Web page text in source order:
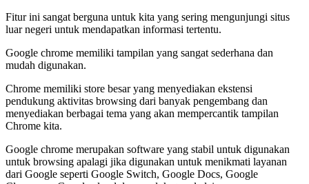
Fitur ini sangat berguna untuk kita yang sering mengunjungi situs
luar negeri untuk mendapatkan informasi tertentu.
Google chrome memiliki tampilan yang sangat sederhana dan
mudah digunakan.
Chrome memiliki store besar yang menyediakan ekstensi
pendukung aktivitas browsing dari banyak pengembang dan
menyediakan berbagai tema yang akan mempercantik tampilan
Chrome kita.
Google chrome merupakan software yang stabil untuk digunakan
untuk browsing apalagi jika digunakan untuk menikmati layanan
dari Google seperti Google Switch, Google Docs, Google